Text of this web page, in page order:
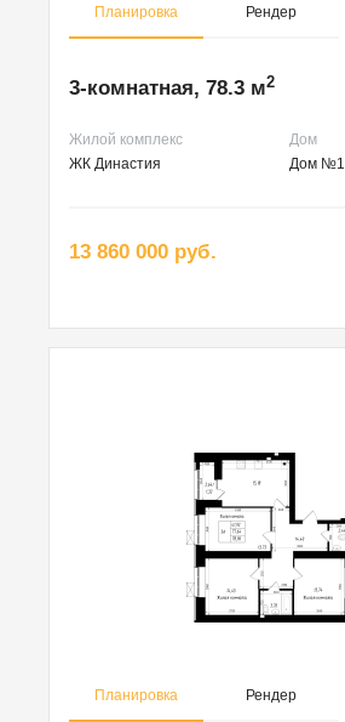
Планировка Рендер
3-комнатная, 78.3 м2
Жилой комплекс Дом
ЖК Династия
Дом №1
13 860 000 руб.
Планировка Рендер